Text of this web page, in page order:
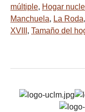
múltiple, Hogar
Manchuela, La Roda,
XVIII , Tamaño del